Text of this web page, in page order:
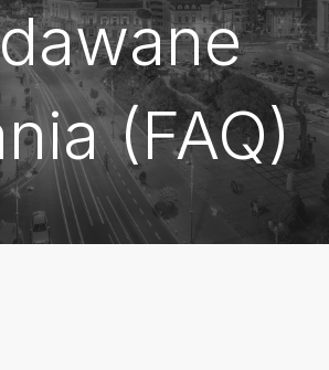
ZACZYNAĆ(FAQ)